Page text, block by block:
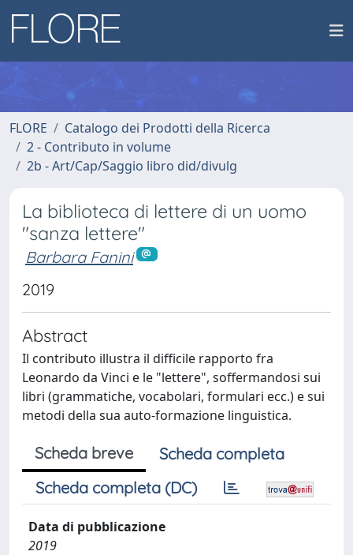
FLORE
Catalogo dei Prodotti della Ricerca
2 - Contributo in volume
2b - Art/Cap/Saggio libro did/divulg
La biblioteca di lettere di un uomo
"sanza lettere"
Barbara Fanini
2019
Abstract
Il contributo illustra il difficile rapporto fra
Leonardo da Vinci e le "lettere", soffermandosi sui
libri (grammatiche, vocabolari, formulari ecc.) e sui
metodi della sua auto-formazione linguistica.
Scheda breve
Scheda completa
Scheda completa (DC)
Data di pubblicazione
2019